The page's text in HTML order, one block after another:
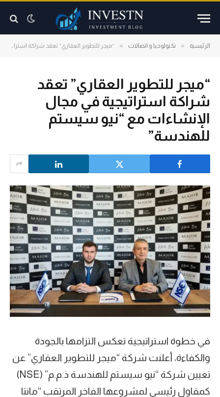
الرئيسية » تكنولوجيا و اتصالات » “ميجر للتطوير العقاري” تعقد شراكة استراتيجية في مجال الإنشاءات مع “نيو سيستم للهندسة”
“ميجر للتطوير العقاري” تعقد
شراكة استراتيجية في مجال
الإنشاءات مع “نيو سيستم
للهندسة”
في خطوة استراتيجية تعكس التزامها بالجودة
والكفاءة، أعلنت شركة “ميجر للتطوير العقاري” عن
تعيين شركة “نيو سيستم للهندسة ذ.م.م” (NSE)
كمقاول رئيسي لمشروعها الفاخر المرتقب “مانتا